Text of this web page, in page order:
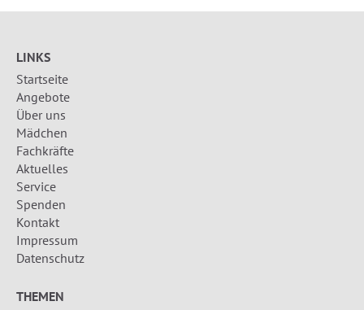
LINKS
Startseite
Angebote
Über uns
Mädchen
Fachkräfte
Aktuelles
Service
Spenden
Kontakt
Impressum
Datenschutz
THEMEN